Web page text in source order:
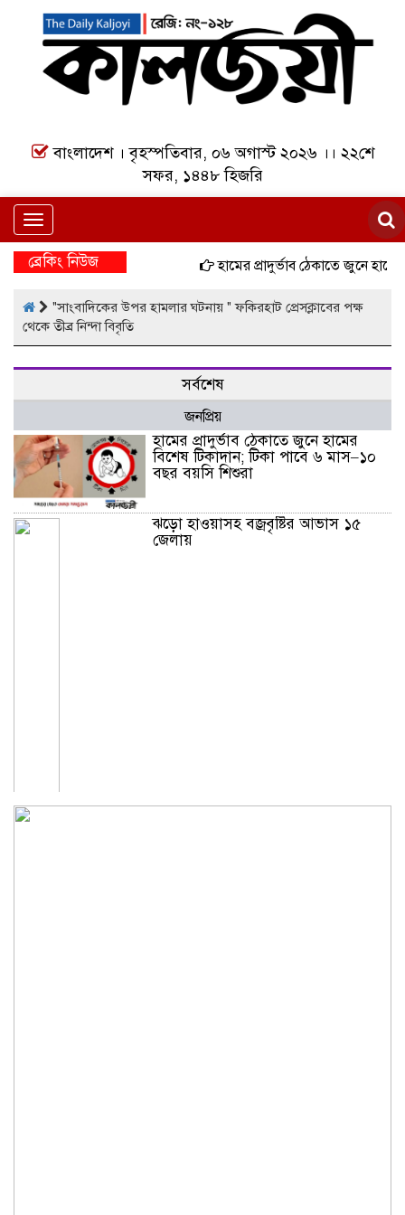
বাংলাদেশ । বৃহস্পতিবার, ০৬ অগাস্ট ২০২৬ ।। ২২শে
সফর, ১৪৪৮ হিজরি
Toggle
navigation
ব্রেকিং নিউজ হামের প্রাদুর্ভাব ঠেকাতে জুনে হামের
"সাংবাদিকের উপর হামলার ঘটনায় " ফকিরহাট প্রেসক্লাবের পক্ষ
থেকে তীব্র নিন্দা বিবৃতি
সর্বশেষ
জনপ্রিয়
হামের প্রাদুর্ভাব ঠেকাতে জুনে হামের
বিশেষ টিকাদান; টিকা পাবে ৬ মাস–১০
বছর বয়সি শিশুরা
ঝড়ো হাওয়াসহ বজ্রবৃষ্টির আভাস ১৫
জেলায়